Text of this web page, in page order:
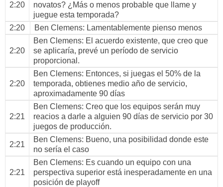
2:20
novatos? ¿Más o menos probable que llame y
juegue esta temporada?
2:20
Ben Clemens: Lamentablemente pienso menos
2:20
Ben Clemens: El acuerdo existente, que creo que
se aplicaría, prevé un período de servicio
proporcional.
2:20
Ben Clemens: Entonces, si juegas el 50% de la
temporada, obtienes medio año de servicio,
aproximadamente 90 días
2:21
Ben Clemens: Creo que los equipos serán muy
reacios a darle a alguien 90 días de servicio por 30
juegos de producción.
2:21
Ben Clemens: Bueno, una posibilidad donde este
no sería el caso
2:21
Ben Clemens: Es cuando un equipo con una
perspectiva superior está inesperadamente en una
posición de playoff